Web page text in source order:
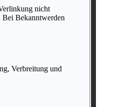
nicht
Bei Bekanntwerden
Verbreitung und